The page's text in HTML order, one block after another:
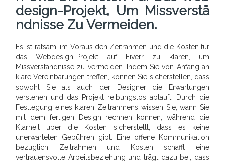
Design-Projekt, Um Missverstä
Ndnisse Zu Vermeiden.
Es ist ratsam, im Voraus den Zeitrahmen und die Kosten für
das Webdesign-Projekt auf Fiverr zu klären, um
Missverständnisse zu vermeiden. Indem Sie von Anfang an
klare Vereinbarungen treffen, können Sie sicherstellen, dass
sowohl Sie als auch der Designer die Erwartungen
verstehen und das Projekt reibungslos abläuft. Durch die
Festlegung eines klaren Zeitrahmens wissen Sie, wann Sie
mit dem fertigen Design rechnen können, während die
Klarheit über die Kosten sicherstellt, dass es keine
unerwarteten Gebühren gibt. Eine offene Kommunikation
bezüglich Zeitrahmen und Kosten schafft eine
vertrauensvolle Arbeitsbeziehung und trägt dazu bei, dass